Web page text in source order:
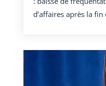
d’affaires après la